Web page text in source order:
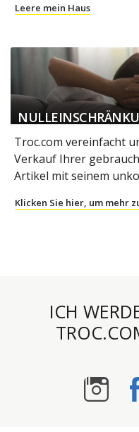
Leere mein Haus
Troc.com vereinfacht
Verkauf Ihrer
Artikel mit seinem
Klicken Sie hier, um mehr
ICH